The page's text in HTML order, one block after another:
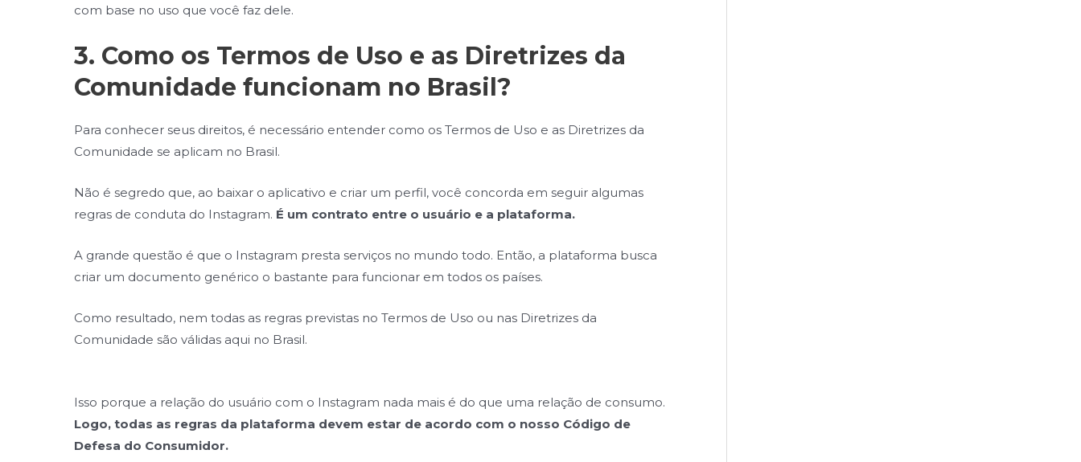
com base no uso que você faz dele.
3. Como os Termos de Uso e as Diretrizes da
Comunidade funcionam no Brasil?
Para conhecer seus direitos, é necessário entender como os Termos de Uso e as Diretrizes da
Comunidade se aplicam no Brasil.
Não é segredo que, ao baixar o aplicativo e criar um perfil, você concorda em seguir algumas
regras de conduta do Instagram. É um contrato entre o usuário e a plataforma.
A grande questão é que o Instagram presta serviços no mundo todo. Então, a plataforma busca
criar um documento genérico o bastante para funcionar em todos os países.
Como resultado, nem todas as regras previstas no Termos de Uso ou nas Diretrizes da
Comunidade são válidas aqui no Brasil.
Isso porque a relação do usuário com o Instagram nada mais é do que uma relação de consumo.
Logo, todas as regras da plataforma devem estar de acordo com o nosso Código de
Defesa do Consumidor.